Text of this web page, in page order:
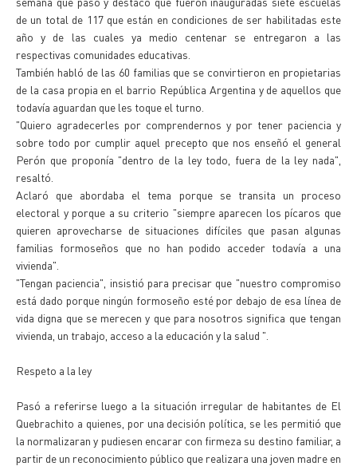
de un total de 117 que están en condiciones de ser habilitadas este
año y de las cuales ya medio centenar se entregaron a las
respectivas comunidades educativas.
También habló de las 60 familias que se convirtieron en propietarias
de la casa propia en el barrio República Argentina y de aquellos que
todavía aguardan que les toque el turno.
"Quiero agradecerles por comprendernos y por tener paciencia y
sobre todo por cumplir aquel precepto que nos enseñó el general
Perón que proponía "dentro de la ley todo, fuera de la ley nada",
resaltó.
Aclaró que abordaba el tema porque se transita un proceso
electoral y porque a su criterio "siempre aparecen los pícaros que
quieren aprovecharse de situaciones difíciles que pasan algunas
familias formoseños que no han podido acceder todavía a una
vivienda".
"Tengan paciencia", insistió para precisar que "nuestro compromiso
está dado porque ningún formoseño esté por debajo de esa línea de
vida digna que se merecen y que para nosotros significa que tengan
vivienda, un trabajo, acceso a la educación y la salud ".
Respeto a la ley
Pasó a referirse luego a la situación irregular de habitantes de El
Quebrachito a quienes, por una decisión política, se les permitió que
la normalizaran y pudiesen encarar con firmeza su destino familiar, a
partir de un reconocimiento público que realizara una joven madre en